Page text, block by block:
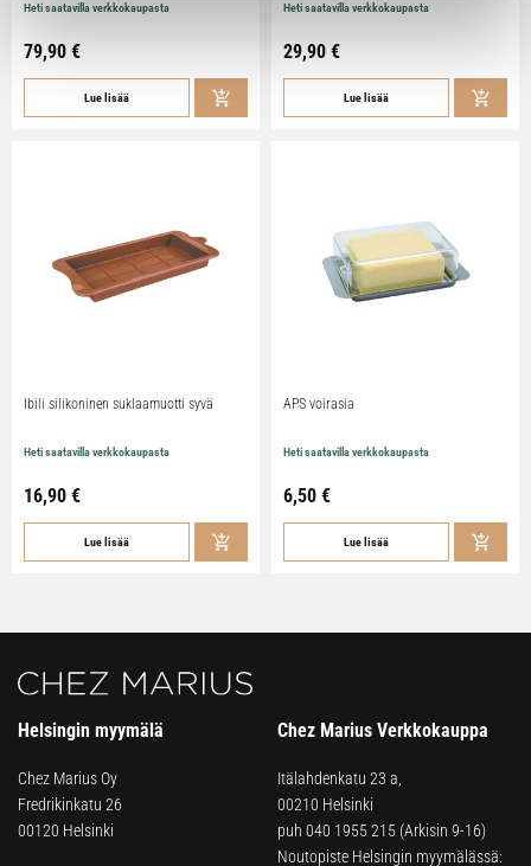
Heti saatavilla verkkokaupasta
79,90 €
Lue lisää
Heti saatavilla verkkokaupasta
29,90 €
Lue lisää
Ibili silikoninen suklaamuotti syvä
Heti saatavilla verkkokaupasta
16,90 €
Lue lisää
APS voirasia
Heti saatavilla verkkokaupasta
6,50 €
Lue lisää
Helsingin myymälä
Chez Marius Oy
Fredrikinkatu 26
00120 Helsinki
Chez Marius Verkkokauppa
Itälahdenkatu 23 a,
00210 Helsinki
puh 040 1955 215 (Arkisin 9-16)
Noutopiste Helsingin myymälässä: